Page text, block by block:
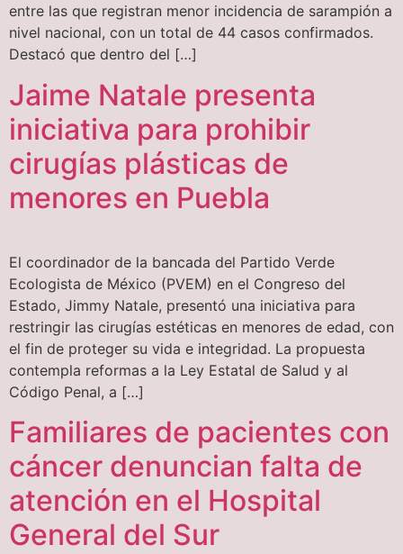
entre las que registran menor incidencia de sarampión a
nivel nacional, con un total de 44 casos confirmados.
Destacó que dentro del […]
Jaime Natale presenta
iniciativa para prohibir
cirugías plásticas de
menores en Puebla
El coordinador de la bancada del Partido Verde
Ecologista de México (PVEM) en el Congreso del
Estado, Jimmy Natale, presentó una iniciativa para
restringir las cirugías estéticas en menores de edad, con
el fin de proteger su vida e integridad. La propuesta
contempla reformas a la Ley Estatal de Salud y al
Código Penal, a […]
Familiares de pacientes con
cáncer denuncian falta de
atención en el Hospital
General del Sur